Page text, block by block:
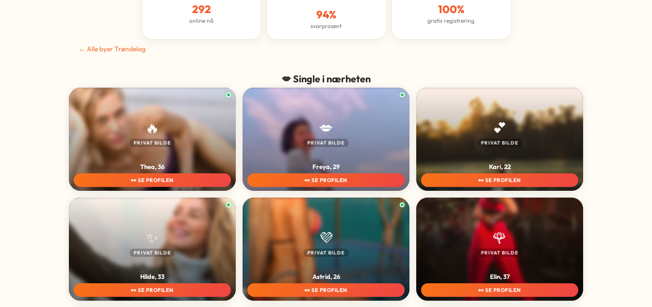
292
online nå 94%
svarprosent
100%
gratis registrering
← Alle byer Trøndelag
💋 Single i nærheten
🔥
PRIVAT BILDE
Thea, 36
👀 SE PROFILEN
💋
PRIVAT BILDE
Freya, 29
👀 SE PROFILEN
💕
PRIVAT BILDE
Kari, 22
👀 SE PROFILEN
✨
PRIVAT BILDE
Hilde, 33
👀 SE PROFILEN
💜
PRIVAT BILDE
Astrid, 26
👀 SE PROFILEN
🌹
PRIVAT BILDE
Elin, 37
👀 SE PROFILEN